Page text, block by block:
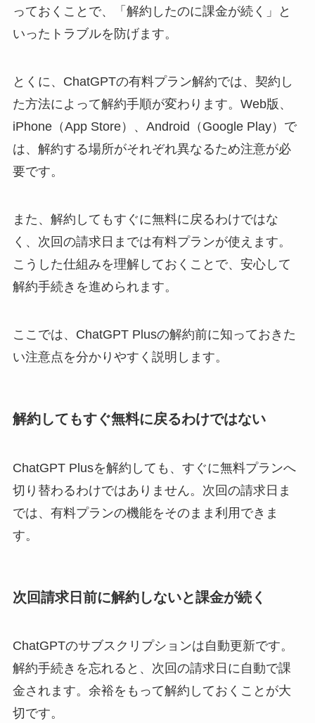
っておくことで、「解約したのに課金が続く」と
いったトラブルを防げます。
とくに、ChatGPTの有料プラン解約では、契約し
た方法によって解約手順が変わります。Web版、
iPhone（App Store）、Android（Google Play）で
は、解約する場所がそれぞれ異なるため注意が必
要です。
また、解約してもすぐに無料に戻るわけではな
く、次回の請求日までは有料プランが使えます。
こうした仕組みを理解しておくことで、安心して
解約手続きを進められます。
ここでは、ChatGPT Plusの解約前に知っておきた
い注意点を分かりやすく説明します。
解約してもすぐ無料に戻るわけではない
ChatGPT Plusを解約しても、すぐに無料プランへ
切り替わるわけではありません。次回の請求日ま
では、有料プランの機能をそのまま利用できま
す。
次回請求日前に解約しないと課金が続く
ChatGPTのサブスクリプションは自動更新です。
解約手続きを忘れると、次回の請求日に自動で課
金されます。余裕をもって解約しておくことが大
切です。